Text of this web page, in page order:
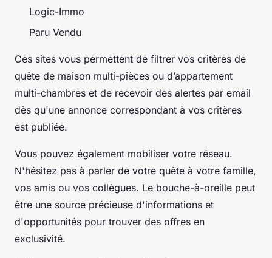
Logic-Immo
Paru Vendu
Ces sites vous permettent de filtrer vos critères de
quête de maison multi-pièces ou d’appartement
multi-chambres et de recevoir des alertes par email
dès qu'une annonce correspondant à vos critères
est publiée.
Vous pouvez également mobiliser votre réseau.
N'hésitez pas à parler de votre quête à votre famille,
vos amis ou vos collègues. Le bouche-à-oreille peut
être une source précieuse d'informations et
d'opportunités pour trouver des offres en
exclusivité.